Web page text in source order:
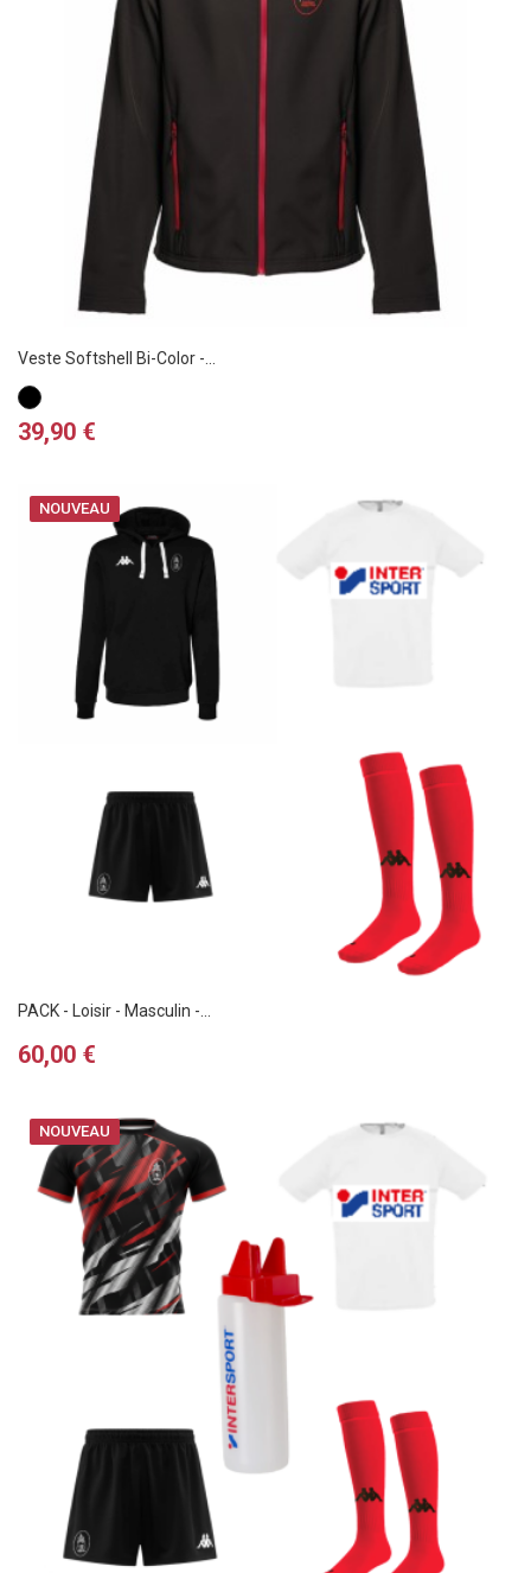
Veste Softshell Bi-Color -...
Noir
/
Rouge
Prix
39,90 €
NOUVEAU
PACK - Loisir - Masculin -...
Prix
60,00 €
NOUVEAU